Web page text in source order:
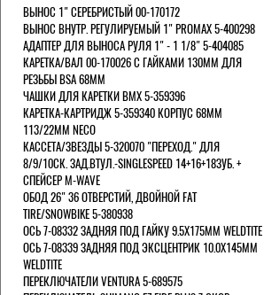
ВЫНОС 1" СЕРЕБРИСТЫЙ 00-170172
ВЫНОС ВНУТР. РЕГУЛИРУЕМЫЙ 1" PROMAX 5-400298
АДАПТЕР ДЛЯ ВЫНОСА РУЛЯ 1" - 1 1/8" 5-404085
КАРЕТКА/ВАЛ 00-170026 С ГАЙКАМИ 130ММ ДЛЯ
РЕЗЬБЫ BSA 68ММ
ЧАШКИ ДЛЯ КАРЕТКИ BMX 5-359396
КАРЕТКА-КАРТРИДЖ 5-359340 КОРПУС 68ММ
113/22ММ NECO
КАССЕТА/ЗВЕЗДЫ 5-320070 "ПЕРЕХОД." ДЛЯ
8/9/10СК. ЗАД.ВТУЛ.-SINGLESPEED 14+16+18ЗУБ. +
СПЕЙСЕР M-WAVE
ОБОД 26" 36 ОТВЕРСТИЙ, ДВОЙНОЙ FAT
TIRE/SNOWBIKE 5-380938
ОСЬ 7-08332 ЗАДНЯЯ ПОД ГАЙКУ 9.5Х175ММ WELDTITE
ОСЬ 7-08339 ЗАДНЯЯ ПОД ЭКСЦЕНТРИК 10.0Х145ММ
WELDTITE
ПЕРЕКЛЮЧАТЕЛИ VENTURA 5-689575